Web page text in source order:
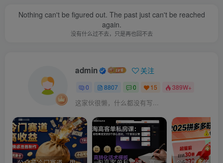
Nothing can't be figured out. The past just can't be reached
again.
没有什么过不去，只是再也回不去
admin 关注
0 8807 0 15 389W+
这家伙很懒，什么都没有写...